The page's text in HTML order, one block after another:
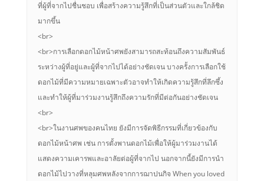
ที่ผู้ที่จากไปชื่นชอบ เพื่อสร้างความรู้สึกที่เป็นส่วนตัวและใกล้ชิด
มากขึ้น
<br>
<br>การเลือกดอกไม้หน้าศพยังสามารถสะท้อนถึงความสัมพันธ์
ระหว่างผู้ที่อยู่และผู้ที่จากไปได้อย่างชัดเจน บางครั้งการเลือกใช้
ดอกไม้ที่มีความหมายเฉพาะตัวอาจทำให้เกิดความรู้สึกที่ลึกซึ้ง
และทำให้ผู้ที่มาร่วมงานรู้สึกถึงความรักที่มีต่อกันอย่างชัดเจน
<br>
<br>ในงานศพของคนไทย ยังมีการจัดพิธีกรรมที่เกี่ยวข้องกับ
ดอกไม้หน้าศพ เช่น การตั้งพานดอกไม้เพื่อให้ผู้มาร่วมงานได้
แสดงความเคารพและอาลัยต่อผู้ที่จากไป นอกจากนี้ยังมีการนำ
ดอกไม้ไปวางที่หลุมศพหลังจากการฌาปนกิจ When you loved